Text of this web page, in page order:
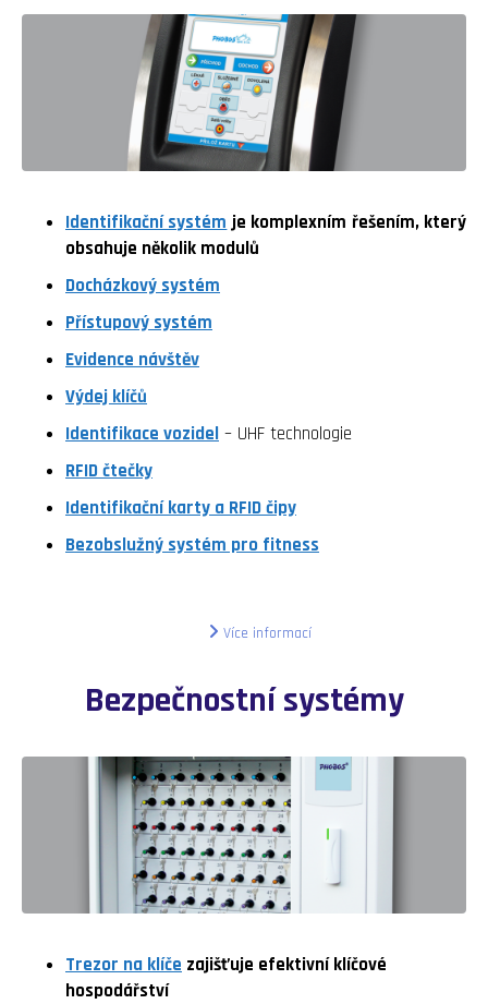
Identifikační systém je komplexním řešením, který
obsahuje několik modulů
Docházkový systém
Přístupový systém
Evidence návštěv
Výdej klíčů
Identifikace vozidel – UHF technologie
RFID čtečky
Identifikační karty a RFID čipy
Bezobslužný systém pro fitness
Více informací
Bezpečnostní systémy
Trezor na klíče zajišťuje efektivní klíčové
hospodářství